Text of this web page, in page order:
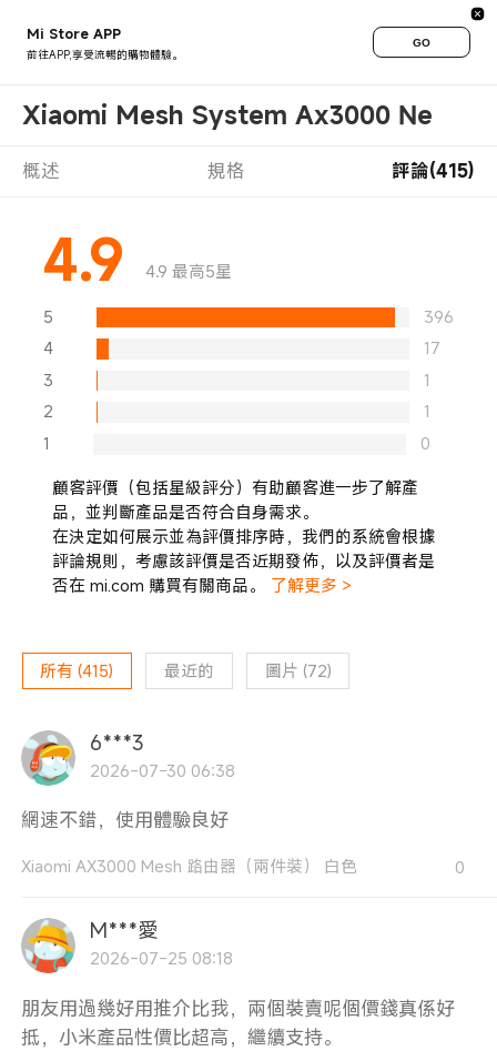
Mi Store APP
前往APP,享受流暢的購物體驗。
GO
Xiaomi Mesh System Ax3000 Ne
概述 規格 評論(415)
4.9 4.9 最高5星
5
396
4
17
3
1
2
1
1
0
顧客評價（包括星級評分）有助顧客進一步了解產
品，並判斷產品是否符合自身需求。
在決定如何展示並為評價排序時，我們的系統會根據
評論規則，考慮該評價是否近期發佈，以及評價者是
否在 mi.com 購買有關商品。
了解更多 >
所有 (415) 最近的 圖片 (72)
6***3
2026-07-30 06:38
網速不錯，使用體驗良好
Xiaomi AX3000 Mesh 路由器（兩件裝） 白色 0
M***愛
2026-07-25 08:18
朋友用過幾好用推介比我，兩個裝賣呢個價錢真係好
抵，小米產品性價比超高，繼續支持。